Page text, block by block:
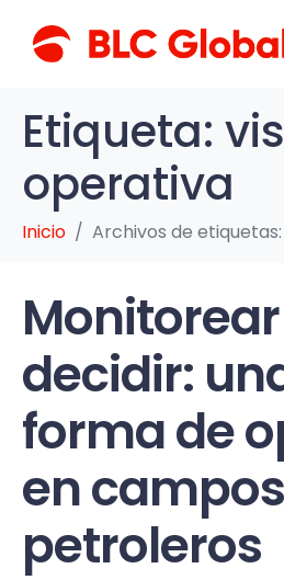
Etiqueta:
operativa
Inicio Archivos de
decidir:
forma de
en campos
petroleros